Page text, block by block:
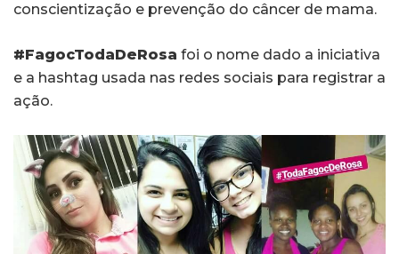
conscientização e prevenção do câncer de mama.
#FagocTodaDeRosa foi o nome dado a iniciativa
e a hashtag usada nas redes sociais para registrar a
ação.